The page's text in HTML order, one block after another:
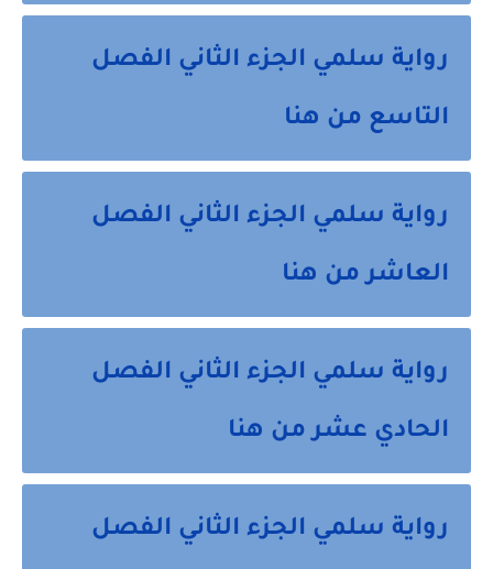
رواية سلمي الجزء الثاني الفصل
التاسع من هنا
رواية سلمي الجزء الثاني الفصل
العاشر من هنا
رواية سلمي الجزء الثاني الفصل
الحادي عشر من هنا
رواية سلمي الجزء الثاني الفصل